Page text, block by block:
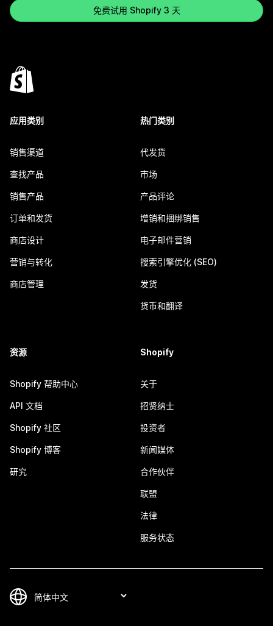
免费试用 Shopify 3 天
应用类别
销售渠道
查找产品
销售产品
订单和发货
商店设计
营销与转化
商店管理
热门类别
代发货
市场
产品评论
增销和捆绑销售
电子邮件营销
搜索引擎优化 (SEO)
发货
货币和翻译
资源
Shopify 帮助中心
API 文档
Shopify 社区
Shopify 博客
研究
Shopify
关于
招贤纳士
投资者
新闻媒体
合作伙伴
联盟
法律
服务状态